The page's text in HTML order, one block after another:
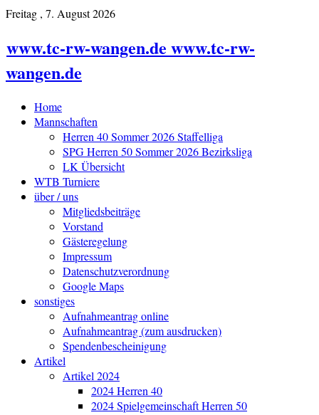
Freitag , 7. August 2026
www.tc-rw-wangen.de www.tc-rw-
wangen.de
Home
Mannschaften
Herren 40 Sommer 2026 Staffelliga
SPG Herren 50 Sommer 2026 Bezirksliga
LK Übersicht
WTB Turniere
über / uns
Mitgliedsbeiträge
Vorstand
Gästeregelung
Impressum
Datenschutzverordnung
Google Maps
sonstiges
Aufnahmeantrag online
Aufnahmeantrag (zum ausdrucken)
Spendenbescheinigung
Artikel
Artikel 2024
2024 Herren 40
2024 Spielgemeinschaft Herren 50